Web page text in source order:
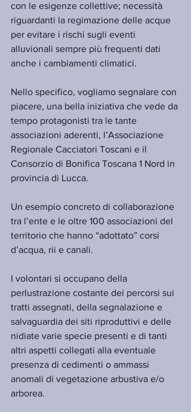
con le esigenze collettive; necessità
riguardanti la regimazione delle acque
per evitare i rischi sugli eventi
alluvionali sempre più frequenti dati
anche i cambiamenti climatici.
Nello specifico, vogliamo segnalare con
piacere, una bella iniziativa che vede da
tempo protagonisti tra le tante
associazioni aderenti, l’Associazione
Regionale Cacciatori Toscani e il
Consorzio di Bonifica Toscana 1 Nord in
provincia di Lucca.
Un esempio concreto di collaborazione
tra l’ente e le oltre 100 associazioni del
territorio che hanno “adottato” corsi
d’acqua, rii e canali.
I volontari si occupano della
perlustrazione costante dei percorsi sui
tratti assegnati, della segnalazione e
salvaguardia dei siti riproduttivi e delle
nidiate varie specie presenti e di tanti
altri aspetti collegati alla eventuale
presenza di cedimenti o ammassi
anomali di vegetazione arbustiva e/o
arborea.